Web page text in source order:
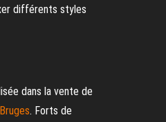
différents styles
dans la vente de
. Forts de